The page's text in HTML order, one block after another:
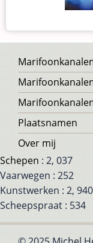
Voet
Plaatsnamen
Over mij
Schepen : 2, 037
Vaarwegen : 252
Kunstwerken : 2, 940
Scheepspraat : 534